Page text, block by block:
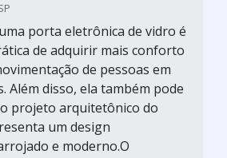
porta eletrônica de vidro é
de adquirir mais conforto
de pessoas em
Além disso, ela também pode
projeto arquitetônico do
um design
e moderno.O